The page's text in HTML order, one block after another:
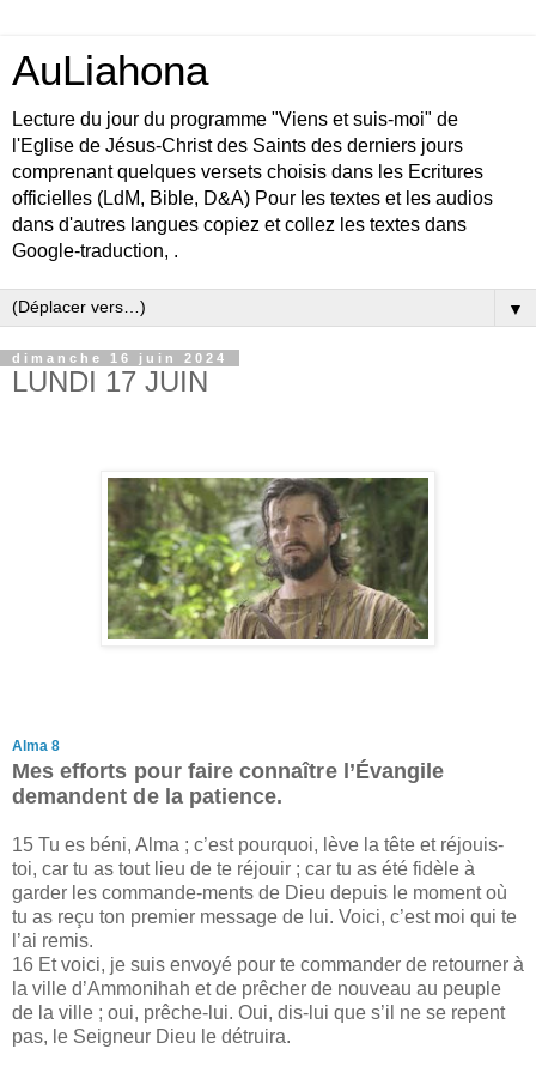
AuLiahona
Lecture du jour du programme "Viens et suis-moi" de
l'Eglise de Jésus-Christ des Saints des derniers jours
comprenant quelques versets choisis dans les Ecritures
officielles (LdM, Bible, D&A) Pour les textes et les audios
dans d'autres langues copiez et collez les textes dans
Google-traduction, .
▼
dimanche 16 juin 2024
LUNDI 17 JUIN
Alma 8
Mes efforts pour faire connaître l’Évangile
demandent de la patience.
15 Tu es béni, Alma ; c’est pourquoi, lève la tête et réjouis-
toi, car tu as tout lieu de te réjouir ; car tu as été fidèle à
garder les commande-ments de Dieu depuis le moment où
tu as reçu ton premier message de lui. Voici, c’est moi qui te
l’ai remis.
16 Et voici, je suis envoyé pour te commander de retourner à
la ville d’Ammonihah et de prêcher de nouveau au peuple
de la ville ; oui, prêche-lui. Oui, dis-lui que s’il ne se repent
pas, le Seigneur Dieu le détruira.